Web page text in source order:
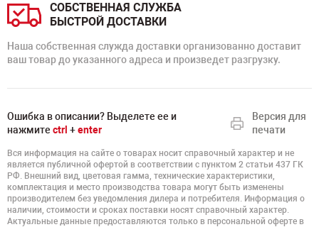
СОБСТВЕННАЯ СЛУЖБА
БЫСТРОЙ ДОСТАВКИ
Наша собственная служда доставки организованно доставит
ваш товар до указанного адреса и произведет разгрузку.
Ошибка в описании? Выделете ее и
нажмите ctrl +enter
Версия для
печати
Вся информация на сайте о товарах носит справочный характер и не
является публичной офертой в соответствии с пунктом 2 статьи 437 ГК
РФ. Внешний вид, цветовая гамма, технические характеристики,
комплектация и место производства товара могут быть изменены
производителем без уведомления дилера и потребителя. Информация о
наличии, стоимости и сроках поставки носят справочный характер.
Актуальные данные предоставляются только в персональной оферте в